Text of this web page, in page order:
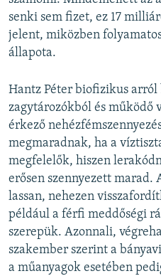
senki sem fizet, ez 17
jelent, miközben
állapota.
Hantz Péter biofizikus arról
zagytározókból és működő
érkező
megmaradnak, ha a
megfelelők, hiszen
erősen szennyezett marad.
lassan, nehezen
például a férfi meddőségi
szerepük. Azonnali,
szakember szerint a
a műanyagok esetében